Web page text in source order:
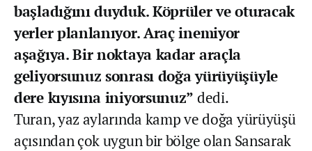
başladığını duyduk. Köprüler ve oturacak
yerler planlanıyor. Araç inemiyor
aşağıya. Bir noktaya kadar araçla
geliyorsunuz sonrası doğa yürüyüşüyle
dere kıyısına iniyorsunuz” dedi.
Turan, yaz aylarında kamp ve doğa yürüyüşü
açısından çok uygun bir bölge olan Sansarak